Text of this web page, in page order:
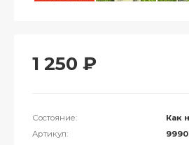
1 250 ₽
Состояние:
Как
Артикул: